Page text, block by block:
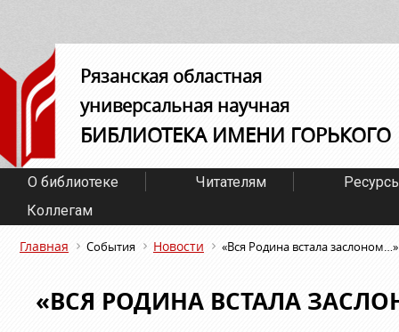
Рязанская областная
универсальная научная
БИБЛИОТЕКА ИМЕНИ ГОРЬКОГО
О библиотеке Читателям
Коллегам
Главная События Новости «Вся Родина встала заслоном…»
«ВСЯ РОДИНА ВСТАЛА